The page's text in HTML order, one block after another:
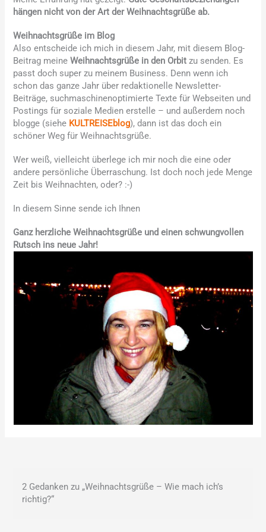
hängen nicht von der Art der Weihnachtsgrüße ab.
Weihnachtsgrüße im Blog
Also entscheide ich mich in diesem Jahr, mit diesem Blog-
Beitrag meineWeihnachtsgrüße in den Orbit zu senden. Es
passt doch super zu meinem Business. Denn wenn ich
schon das ganze Jahr über redaktionelle Newsletter-
Beiträge, suchmaschinenoptimierte Texte für Webseiten und
Postings für soziale Medien erstelle – und außerdem noch
blogge (siehe KULTREISEblog), dann ist das doch ein
schöner Weg für Weihnachtsgrüße.
Wer weiß, vielleicht überlege ich mir noch die eine oder
andere persönliche Überraschung. Ist doch noch jede Menge
Zeit bis Weihnachten, oder? :-)
In diesem Sinne sende ich Ihnen
Ganz herzliche Weihnachtsgrüße und einen schwungvollen
Rutsch ins neue Jahr!
2 Gedanken zu „Weihnachtsgrüße – Wie mach ich’s
richtig?“